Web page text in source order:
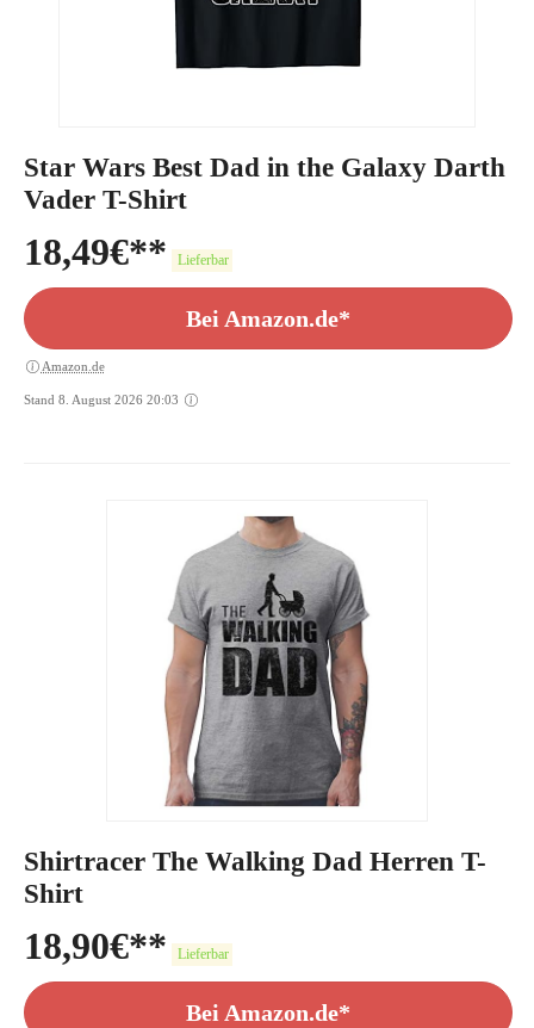
Star Wars Best Dad in the Galaxy Darth
Vader T-Shirt
18,49€ Lieferbar
Bei Amazon.de*
Amazon.de
Stand 8. August 2026 20:03
Shirtracer The Walking Dad Herren T-
Shirt
18,90€ Lieferbar
Bei Amazon.de*